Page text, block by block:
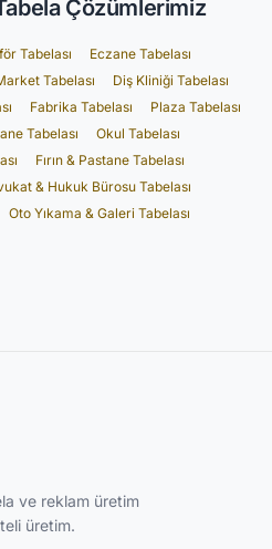
Çözümlerimiz
Tabelası
Eczane Tabelası
Tabelası
Diş Kliniği Tabelası
Fabrika Tabelası
Plaza Tabelası
Tabelası
Okul Tabelası
Fırın & Pastane Tabelası
& Hukuk Bürosu Tabelası
Oto Yıkama & Galeri Tabelası
ve reklam üretim
üretim.